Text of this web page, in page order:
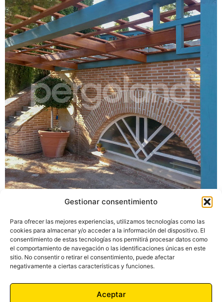
Gestionar consentimiento
Para ofrecer las mejores experiencias, utilizamos tecnologías como las
cookies para almacenar y/o acceder a la información del dispositivo. El
consentimiento de estas tecnologías nos permitirá procesar datos como
el comportamiento de navegación o las identificaciones únicas en este
sitio. No consentir o retirar el consentimiento, puede afectar
negativamente a ciertas características y funciones.
Aceptar
2026 – PERGOLAND CASAS DE MADERA Y TEJADOS LIGEROS,
S.L. Todos los derechos reservados